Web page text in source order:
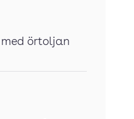
örtoljan